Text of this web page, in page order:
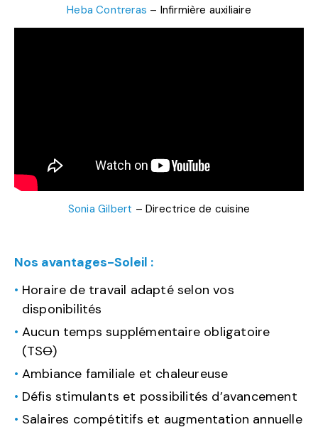
Heba Contreras – Infirmière auxiliaire
Sonia Gilbert – Directrice de cuisine
Nos avantages-Soleil :
Horaire de travail adapté selon vos
disponibilités
Aucun temps supplémentaire obligatoire
(TSO)
Ambiance familiale et chaleureuse
Défis stimulants et possibilités d’avancement
Salaires compétitifs et augmentation annuelle